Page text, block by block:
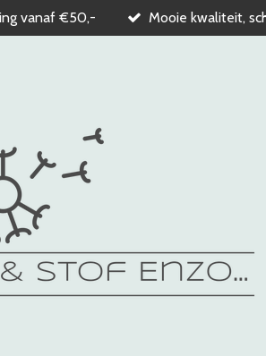
vanaf €50,- Mooie kwaliteit,